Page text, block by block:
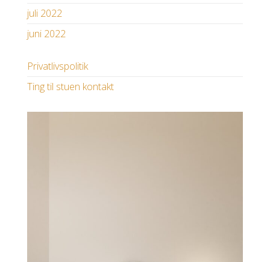
juli 2022
juni 2022
Privatlivspolitik
Ting til stuen kontakt